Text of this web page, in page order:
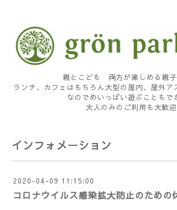
親とこども 両方が楽しめる親子
ランチ、カフェはもちろん大型の屋内、屋外ア
なのでめいっぱい遊ぶこともで
大人のみのご利用も大歓迎
インフォメーション
2020-04-09 11:15:00
コロナウイルス感染拡大防止のため